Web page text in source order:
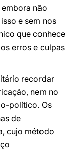
não
e sem nos
que conhece
erros e culpas
recordar
nem no
político. Os
de
cujo método